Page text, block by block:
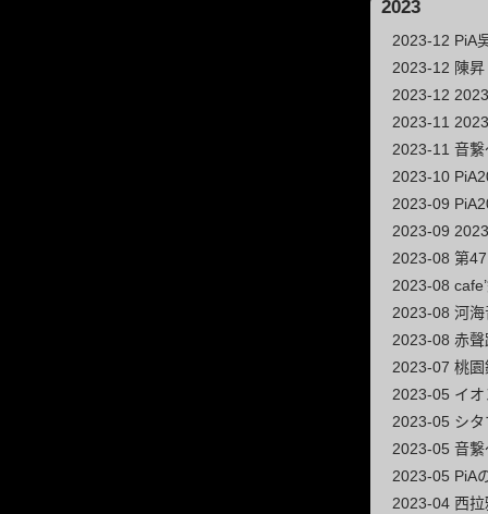
2023
2023-12 PiA
2023-12 陳
2023-12
2023-11
2023-11 音
2023-10
2023-09
2023-09
2023-08 第
2023-08
2023-08 河
2023-08 赤
2023-07 桃
2023-05 イオ
2023-05 シ
2023-05 音
2023-05 PiA
2023-04 西拉